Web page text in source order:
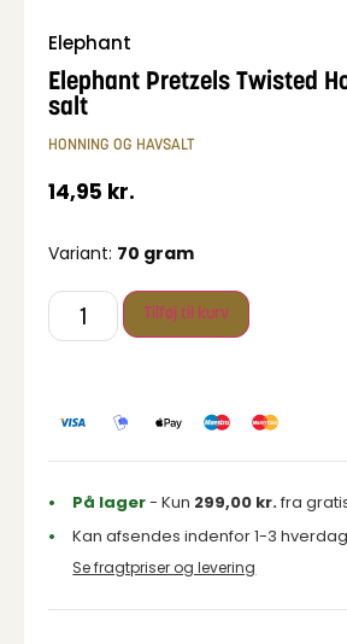
Elephant
Elephant Pretzels Twisted
salt
HONNING OG HAVSALT
14,95 kr.
Variant: 70 gram
Tilføj til kurv
På lager- Kun 299,00 kr.fra
Kan afsendes indenfor 1-3
Se fragtpriser og levering